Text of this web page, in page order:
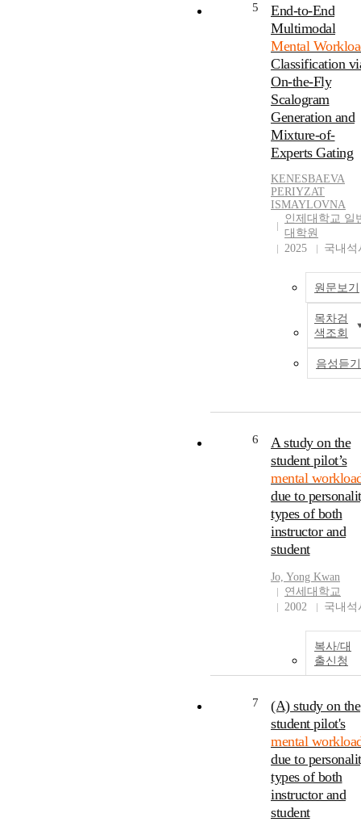
5
End-to-End
Multimodal
Mental
Classification
On-the-Fly
Scalogram
Generation and
Mixture-of-
Experts Gating
KENESBAEVA
PERIYZAT
ISMAYLOVNA
인제대학교 일
대학원
2025
국내석
원문보기
목차검
색조회
음성듣기
6
A study on the
student pilot’s
mental
due to
types of both
instructor and
student
Jo, Yong Kwan
연세대학교
2002
국내석
복사/대
출신청
7
(A) study on the
student pilot's
mental
due to
types of both
instructor and
student